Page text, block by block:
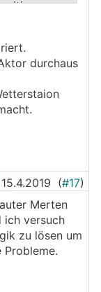
durchaus
15.4.2019 (#17)
Merten
ich versuch
zu lösen um
Probleme.